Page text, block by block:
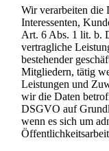
Wir verarbeiten die
Interessenten,
Art. 6 Abs. 1 lit. b.
vertragliche
bestehender
Mitgliedern, tätig
Leistungen und
wir die Daten
DSGVO auf
wenn es sich um